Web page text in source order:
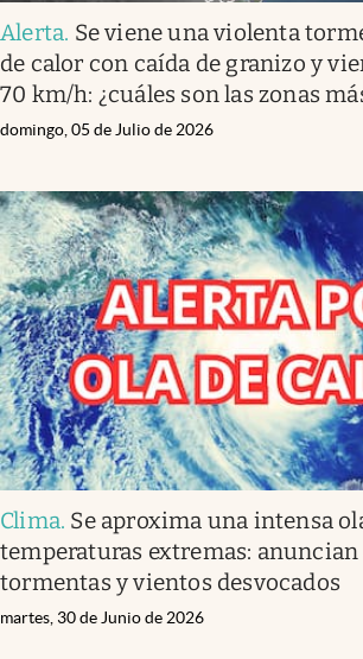
Alerta. Se viene una violenta
de calor con caída de granizo y
70 km/h: ¿cuáles son las zonas
domingo, 05 de Julio de 2026
Clima. Se aproxima una intensa
temperaturas extremas:
tormentas y vientos desvocados
martes, 30 de Junio de 2026